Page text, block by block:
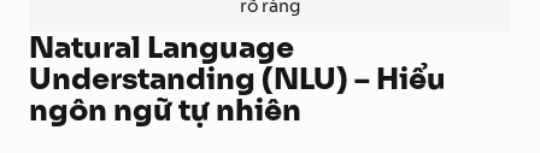
rõ ràng
Natural Language
Understanding (NLU) – Hiểu
ngôn ngữ tự nhiên